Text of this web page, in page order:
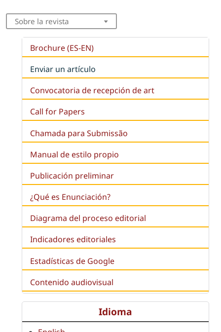
Sobre la revista
Brochure (ES-EN)
Enviar un artículo
Convocatoria de recepción de art
Call for Papers
Chamada para Submissão
Manual de estilo propio
Publicación preliminar
¿Qué es Enunciación?
Diagrama del proceso editorial
Indicadores editoriales
Estadísticas de Google
Contenido audiovisual
Idioma